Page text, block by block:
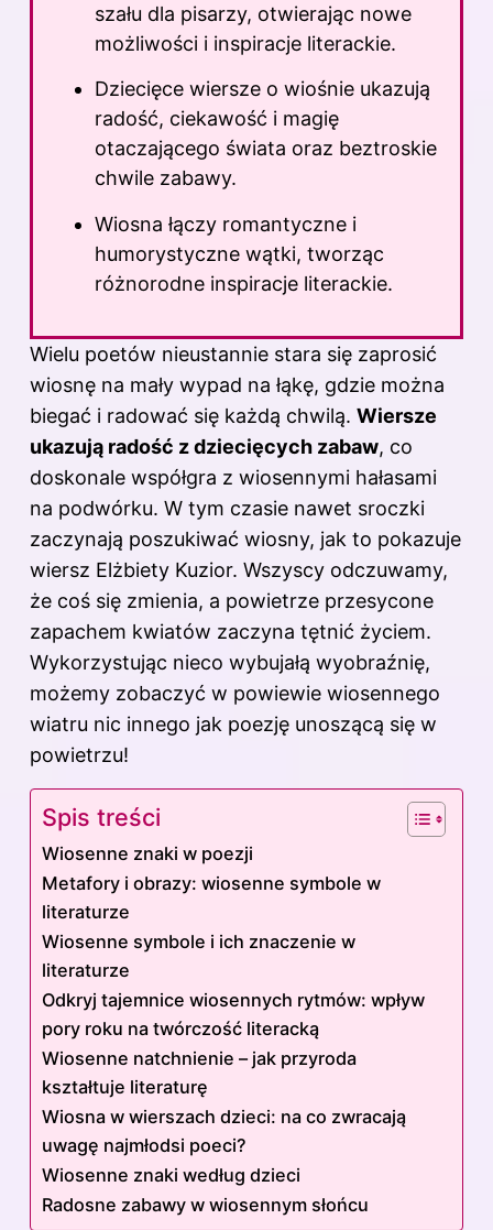
szału dla pisarzy, otwierając nowe
możliwości i inspiracje literackie.
Dziecięce wiersze o wiośnie ukazują
radość, ciekawość i magię
otaczającego świata oraz beztroskie
chwile zabawy.
Wiosna łączy romantyczne i
humorystyczne wątki, tworząc
różnorodne inspiracje literackie.
Wielu poetów nieustannie stara się zaprosić
wiosnę na mały wypad na łąkę, gdzie można
biegać i radować się każdą chwilą. Wiersze
ukazują radość z dziecięcych zabaw, co
doskonale współgra z wiosennymi hałasami
na podwórku. W tym czasie nawet sroczki
zaczynają poszukiwać wiosny, jak to pokazuje
wiersz Elżbiety Kuzior. Wszyscy odczuwamy,
że coś się zmienia, a powietrze przesycone
zapachem kwiatów zaczyna tętnić życiem.
Wykorzystując nieco wybujałą wyobraźnię,
możemy zobaczyć w powiewie wiosennego
wiatru nic innego jak poezję unoszącą się w
powietrzu!
Spis treści
Wiosenne znaki w poezji
Metafory i obrazy: wiosenne symbole w
literaturze
Wiosenne symbole i ich znaczenie w
literaturze
Odkryj tajemnice wiosennych rytmów: wpływ
pory roku na twórczość literacką
Wiosenne natchnienie – jak przyroda
kształtuje literaturę
Wiosna w wierszach dzieci: na co zwracają
uwagę najmłodsi poeci?
Wiosenne znaki według dzieci
Radosne zabawy w wiosennym słońcu